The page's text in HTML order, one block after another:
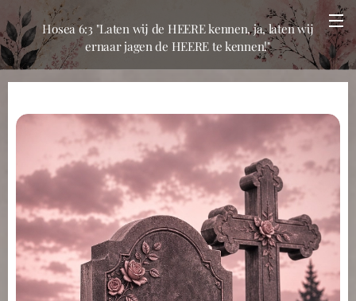
Hosea 6:3 "Laten wij de HEERE kennen, ja, laten wij
ernaar jagen de HEERE te kennen!"